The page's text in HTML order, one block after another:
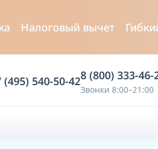
вычет Гибкий
(495) 540-50-428 (800) 333-46-
Звонки 8:00–21:00